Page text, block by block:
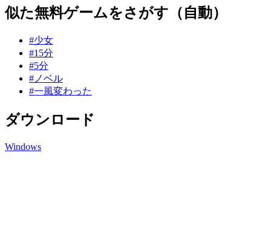
似た無料ゲームをさがす（自動）
#少女
#15分
#5分
#ノベル
#一風変わった
ダウンロード
Windows